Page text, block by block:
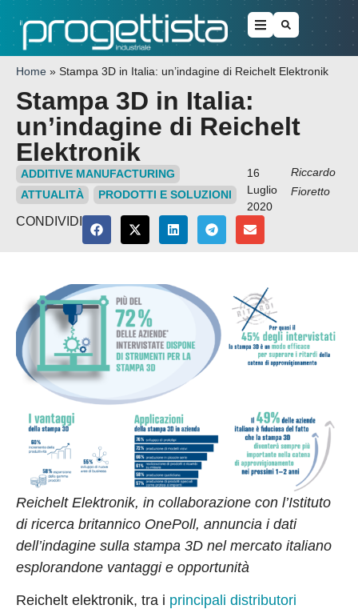
Home » Stampa 3D in Italia: un’indagine di Reichelt Elektronik
Stampa 3D in Italia:
un’indagine di Reichelt
Elektronik
ADDITIVE MANUFACTURING
ATTUALITÀ
PRODOTTI E SOLUZIONI
16
Luglio
2020
Riccardo
Fioretto
CONDIVIDI
Reichelt Elektronik, in collaborazione con l’Istituto
di ricerca britannico OnePoll, annuncia i dati
dell’indagine sulla stampa 3D nel mercato italiano
esplorandone vantaggi e opportunità
Reichelt elektronik, tra i principali distributori